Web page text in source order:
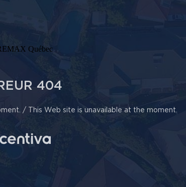
404
/ This Web site is unavailable at the moment.